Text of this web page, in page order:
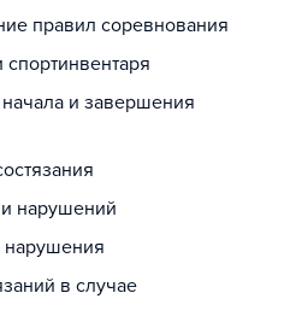
правил соревнования
и завершения
нарушений
нарушения
в случае